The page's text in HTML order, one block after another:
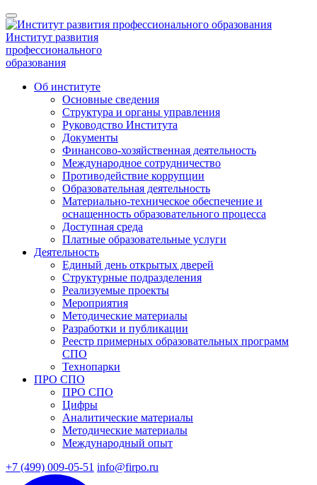
Институт развития
профессионального
образования
Об институте
Основные сведения
Структура и органы управления
Руководство Института
Документы
Финансово-хозяйственная деятельность
Международное сотрудничество
Противодействие коррупции
Образовательная деятельность
Материально-техническое обеспечение и
оснащенность образовательного процесса
Доступная среда
Платные образовательные услуги
Деятельность
Единый день открытых дверей
Структурные подразделения
Реализуемые проекты
Мероприятия
Методические материалы
Разработки и публикации
Реестр примерных образовательных программ
СПО
Технопарки
ПРО СПО
ПРО СПО
Цифры
Аналитические материалы
Методические материалы
Международный опыт
+7 (499) 009-05-51 info@firpo.ru